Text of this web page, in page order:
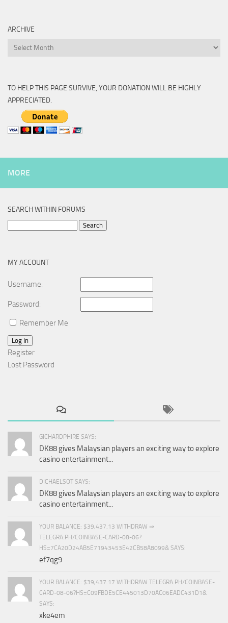
ARCHIVE
Archive
TO HELP THIS PAGE SURVIVE, YOUR DONATION WILL BE HIGHLY
APPRECIATED.
MORE
SEARCH WITHIN FORUMS
MY ACCOUNT
Username:
Password:
Remember Me
Log In
Register
Lost Password
GICHARDPHIRE SAYS:
DK88 gives Malaysian players an exciting way to explore
casino entertainment...
DICHAELSOT SAYS:
DK88 gives Malaysian players an exciting way to explore
casino entertainment...
YOUR BALANCE: $39,437.13 WITHDRAW ⇒
TELEGRA.PH/COINBASE-CARD-08-06?
HS=7CA20D24AB5E71943453E42CB58A8099& SAYS:
ef7qg9
YOUR BALANCE: $39,437.17 WITHDRAW TELEGRA.PH/COINBASE-
CARD-08-06?HS=C09FBDE5CE445013D70AC06EADC431D1&
SAYS:
xke4em